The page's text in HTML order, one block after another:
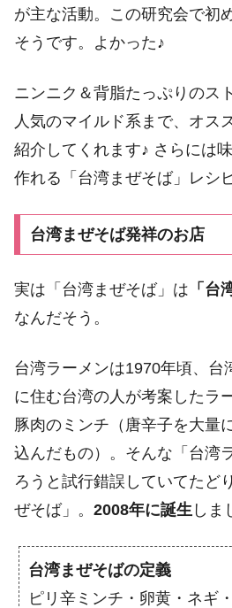
が主な活動。この研究会で初
そうです。よかった♪
ニンニク＆背脂たっぷりのス
人気のマイルド系まで、オス
紹介してくれます♪ さらには
作れる「台湾まぜそば」レシ
台湾まぜそば発祥のお店
実は「台湾まぜそば」は 「台
なんだそう。
台湾ラーメンは1970年頃、台
に住む台湾の人が考案したラ
豚肉のミンチ（唐辛子を大量
込んだもの）。そんな「台湾
ろうと試行錯誤していてたど
ぜそば」。 2008年に誕生 しま
台湾まぜそばの定義
ピリ辛ミンチ・卵黄・ネギ